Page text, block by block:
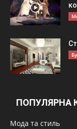
ПОПУЛЯРНА
Мода та стиль